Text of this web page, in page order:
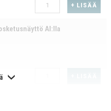
+ LISÄÄ
AI:lla